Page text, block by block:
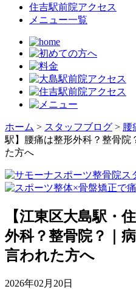
住吉駅前院アクセス
メニュー一覧
ホーム > スタッフブログ > 腰
駅】腰痛は整形外科？整骨院
た方へ
【江東区大島駅・
外科？整骨院？｜
言われた方へ
2026年02月20日